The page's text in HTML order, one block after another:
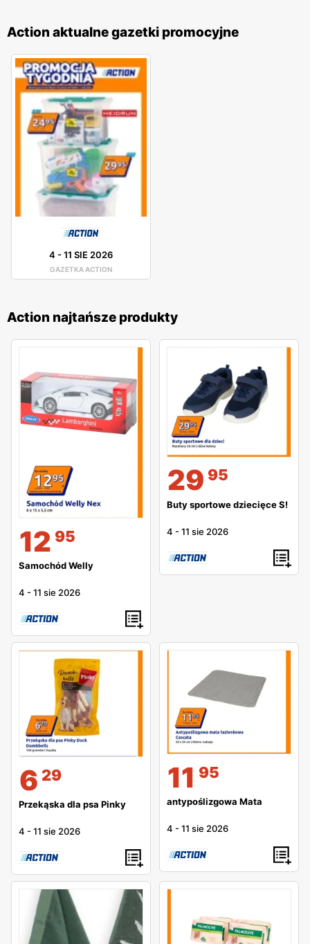
Action aktualne gazetki promocyjne
4 -11 SIE 2026
GAZETKA ACTION
Action najtańsze produkty
12 95
Samochód Welly
4 -11 sie 2026
29 95
Buty sportowe dziecięce S!
4 -11 sie 2026
6 29
Przekąska dla psa Pinky
4 -11 sie 2026
11 95
antypoślizgowa Mata
4 -11 sie 2026